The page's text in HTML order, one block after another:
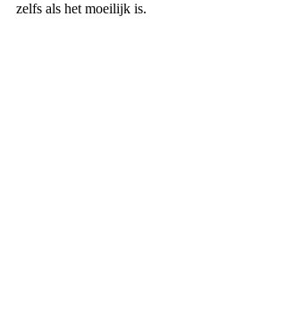
zelfs als het moeilijk is.